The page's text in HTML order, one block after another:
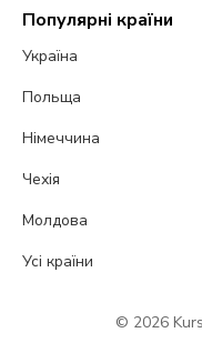
Популярні країни
Україна
Польща
Німеччина
Чехія
Молдова
Усі країни
© 2026